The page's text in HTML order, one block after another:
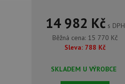
14 982 Kčs DPH
Běžná cena: 15 770 Kč
Sleva: 788 Kč
SKLADEM U VÝROBCE